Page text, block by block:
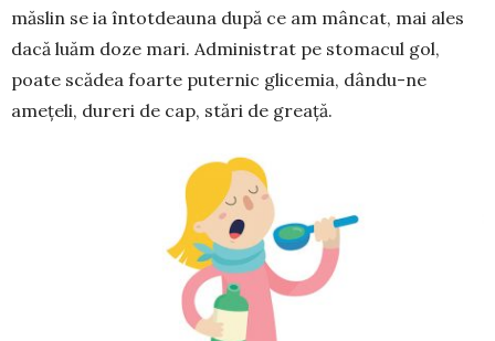
măslin se ia întotdeauna după ce am mâncat, mai ales
dacă luăm doze mari. Administrat pe stomacul gol,
poate scădea foarte puternic glicemia, dându-ne
amețeli, dureri de cap, stări de greață.